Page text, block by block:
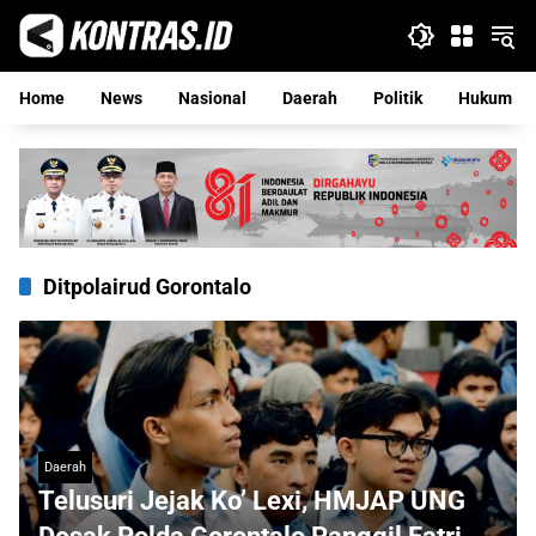
Langsung
konten
Home
News Nasional Daerah Politik Hukum
Ditpolairud Gorontalo
Daerah
Telusuri Jejak Ko’ Lexi, HMJAP UNG